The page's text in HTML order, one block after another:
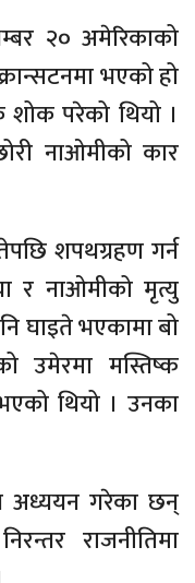
२० अमेरिकाको
भएको हो
परेको थियो ।
नाओमीको कार
शपथग्रहण गर्न
र नाओमीको मृत्यु
घाइते भएकामा बो
उमेरमा मस्तिष्क
थियो । उनका
अध्ययन गरेका छन्
राजनीतिमा